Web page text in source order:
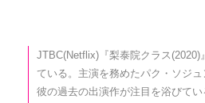
JTBC(Netflix)『梨泰院クラス
ている。主演を務めたパク・ソジュ
彼の過去の出演作が注目を浴びてい